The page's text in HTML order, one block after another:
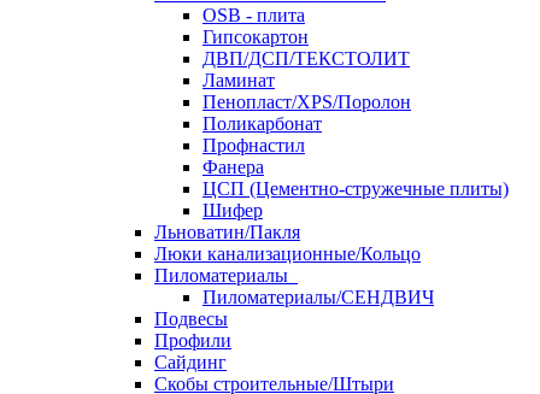
OSB - плита
Гипсокартон
ДВП/ДСП/ТЕКСТОЛИТ
Ламинат
Пенопласт/XPS/Поролон
Поликарбонат
Профнастил
Фанера
ЦСП (Цементно-стружечные плиты)
Шифер
Льноватин/Пакля
Люки канализационные/Кольцо
Пиломатериалы
Пиломатериалы/СЕНДВИЧ
Подвесы
Профили
Сайдинг
Скобы строительные/Штыри